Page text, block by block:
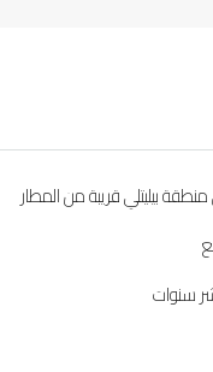
بيليتلي قريبة من المطار
سنوات